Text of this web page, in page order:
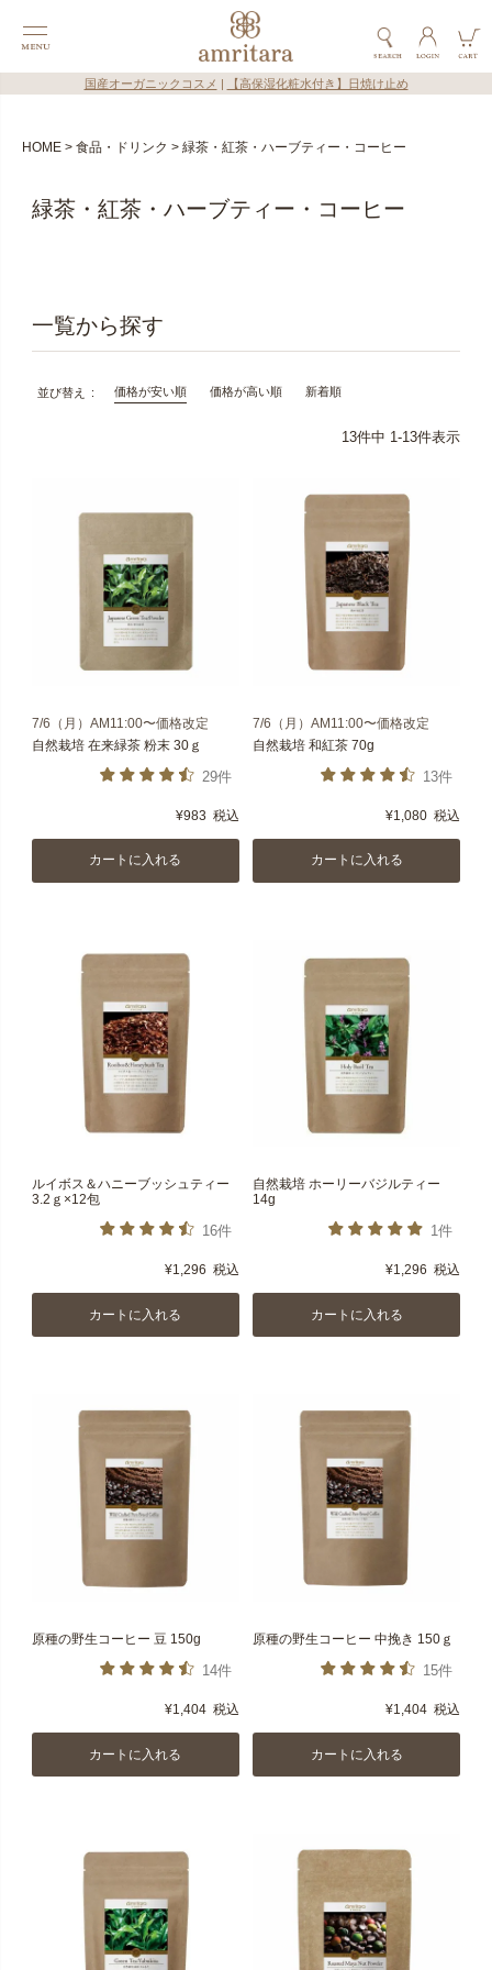
国産オーガニックコスメ 【高保湿化粧水付き】日焼け止め
HOME 食品・ドリンク 緑茶・紅茶・ハーブティー・コーヒー
緑茶・紅茶・ハーブティー・コーヒー
並び替え 価格が安い順 価格が高い順 新着順
13件中 1-13件表示
7/6（月）AM11:00〜価格改定
自然栽培 在来緑茶 粉末 30ｇ
29件
¥983 税込
カートに入れる
7/6（月）AM11:00〜価格改定
自然栽培 和紅茶 70g
13件
¥1,080 税込
カートに入れる
ルイボス＆ハニーブッシュティー
3.2ｇ×12包
16件
¥1,296 税込
カートに入れる
自然栽培 ホーリーバジルティー
14g
1件
¥1,296 税込
カートに入れる
原種の野生コーヒー 豆 150g
14件
¥1,404 税込
カートに入れる
原種の野生コーヒー 中挽き 150ｇ
15件
¥1,404 税込
カートに入れる